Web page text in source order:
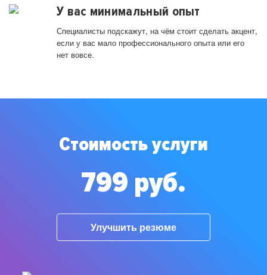
У вас минимальный опыт
Специалисты подскажут, на чём стоит сделать акцент,
если у вас мало профессионального опыта или его
нет вовсе.
Стоимость услуги
799 руб.
Улучшить резюме